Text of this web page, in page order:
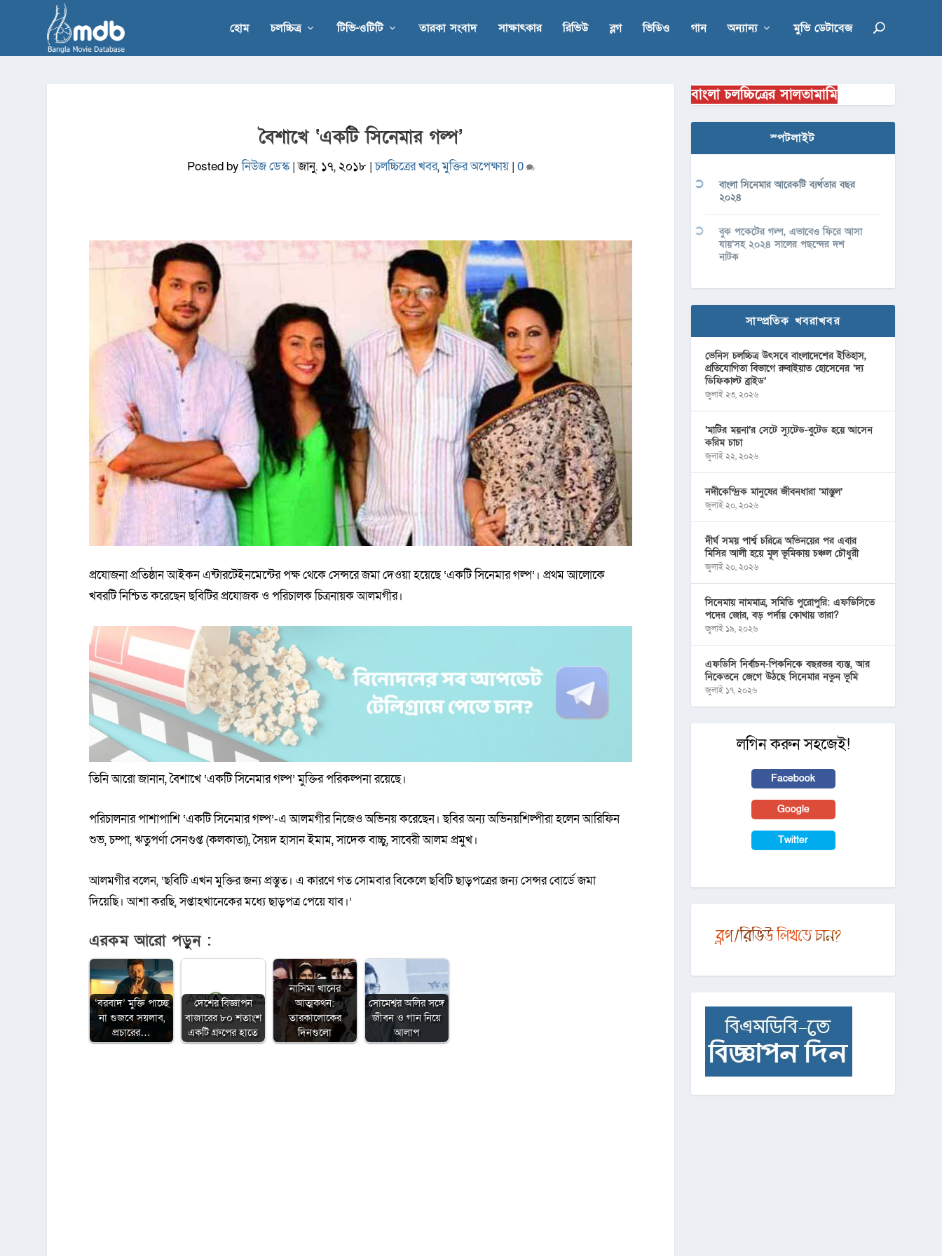
হোম চলচ্চিত্র টিভি-ওটিটি তারকা সংবাদ সাক্ষাৎকার রিভিউ ব্লগ ভিডিও গান অন্যান্য মুভি ডেটাবেজ
বৈশাখে ‘একটি সিনেমার গল্প’
Posted byনিউজ ডেস্ক|জানু. ১৭, ২০১৮ |চলচ্চিত্রের খবর,মুক্তির অপেক্ষায়| 0
প্রযোজনা প্রতিষ্ঠান আইকন এন্টারটেইনমেন্টের পক্ষ থেকে সেন্সরে জমা দেওয়া হয়েছে ‘একটি সিনেমার গল্প’। প্রথম আলোকে
খবরটি নিশ্চিত করেছেন ছবিটির প্রযোজক ও পরিচালক চিত্রনায়ক আলমগীর।
তিনি আরো জানান, বৈশাখে ‘একটি সিনেমার গল্প’ মুক্তির পরিকল্পনা রয়েছে।
পরিচালনার পাশাপাশি ‘একটি সিনেমার গল্প’-এ আলমগীর নিজেও অভিনয় করেছেন। ছবির অন্য অভিনয়শিল্পীরা হলেন আরিফিন
শুভ, চম্পা, ঋতুপর্ণা সেনগুপ্ত (কলকাতা), সৈয়দ হাসান ইমাম, সাদেক বাচ্চু, সাবেরী আলম প্রমুখ।
আলমগীর বলেন, ‘ছবিটি এখন মুক্তির জন্য প্রস্তুত। এ কারণে গত সোমবার বিকেলে ছবিটি ছাড়পত্রের জন্য সেন্সর বোর্ডে জমা
দিয়েছি। আশা করছি, সপ্তাহখানেকের মধ্যে ছাড়পত্র পেয়ে যাব।’
এরকম আরো পড়ুন :
‘বরবাদ’ মুক্তি পাচ্ছে
না গুজবে সয়লাব,
প্রচারের…
দেশের বিজ্ঞাপন
বাজারের ৮০ শতাংশ
একটি গ্রুপের হাতে
নাসিমা খানের
আত্মকথন:
তারকালোকের
দিনগুলো
সোমেশ্বর অলির সঙ্গে
জীবন ও গান নিয়ে
আলাপ
বাংলা চলচ্চিত্রের সালতামামি
স্পটলাইট
বাংলা সিনেমার আরেকটি ব্যর্থতার বছর
২০২৪
বুক পকেটের গল্প, এভাবেও ফিরে আসা
যায়’সহ ২০২৪ সালের পছন্দের দশ
নাটক
সাম্প্রতিক খবরাখবর
ভেনিস চলচ্চিত্র উৎসবে বাংলাদেশের ইতিহাস,
প্রতিযোগিতা বিভাগে রুবাইয়াত হোসেনের ‘দ্য
ডিফিকাল্ট ব্রাইড’
জুলাই ২৩, ২০২৬
‘মাটির ময়না’র সেটে স্যুটেড-বুটেড হয়ে আসেন
করিম চাচা
জুলাই ২২, ২০২৬
নদীকেন্দ্রিক মানুষের জীবনধারা ‘মাস্তুল’
জুলাই ২০, ২০২৬
দীর্ঘ সময় পার্শ্ব চরিত্রে অভিনয়ের পর এবার
মিসির আলী হয়ে মূল ভূমিকায় চঞ্চল চৌধুরী
জুলাই ২০, ২০২৬
সিনেমায় নামমাত্র, সমিতি পুরোপুরি: এফডিসিতে
পদের জোর, বড় পর্দায় কোথায় তারা?
জুলাই ১৯, ২০২৬
এফডিসি নির্বাচন-পিকনিকে বছরভর ব্যস্ত, আর
নিকেতনে জেগে উঠছে সিনেমার নতুন ভূমি
জুলাই ১৭, ২০২৬
লগিন করুন সহজেই!
Facebook
Google
Twitter